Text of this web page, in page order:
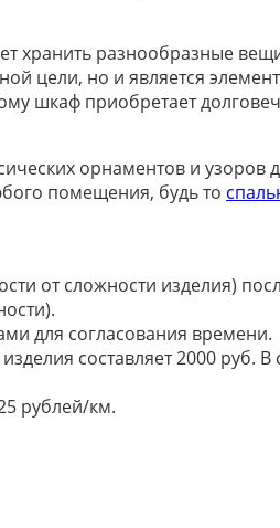
хранить разнообразные
цели, но и является
шкаф приобретает
орнаментов и
помещения, будь то
от сложности изделия)
для согласования времени.
составляет 2000 руб.
рублей/км.